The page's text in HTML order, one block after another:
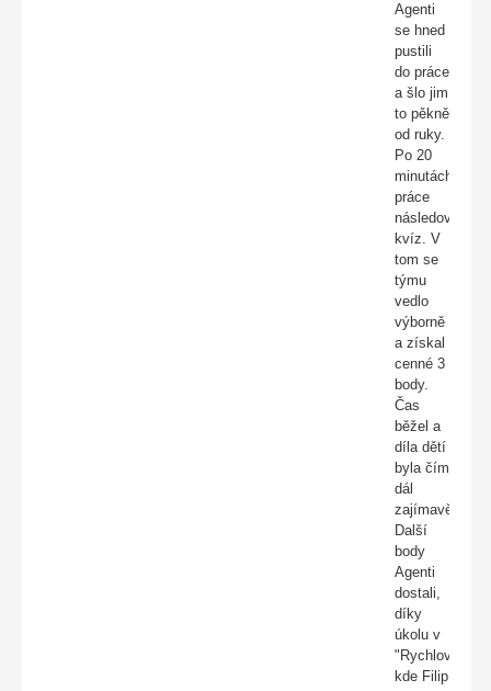
Agenti
se hned
pustili
do práce
a šlo jim
to pěkně
od ruky.
Po 20
minutách
práce
následoval
kvíz. V
tom se
týmu
vedlo
výborně
a získal
cenné 3
body.
Čas
běžel a
díla dětí
byla čím
dál
zajímavější.
Další
body
Agenti
dostali,
díky
úkolu v
"Rychlovce",
kde Filip